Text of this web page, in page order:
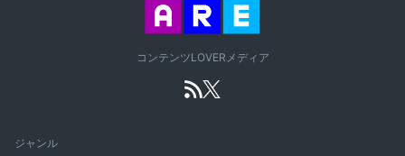
コンテンツLOVERメディア
ジャンル